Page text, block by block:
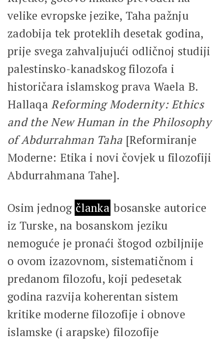
velike evropske jezike, Taha pažnju
zadobija tek proteklih desetak godina,
prije svega zahvaljujući odličnoj studiji
palestinsko-kanadskog filozofa i
historičara islamskog prava Waela B.
HallaqaReforming Modernity: Ethics
and the New Human in the Philosophy
of Abdurrahman Taha [Reformiranje
Moderne: Etika i novi čovjek u filozofiji
Abdurrahmana Tahe].
Osim jednog članka bosanske autorice
iz Turske, na bosanskom jeziku
nemoguće je pronaći štogod ozbiljnije
o ovom izazovnom, sistematičnom i
predanom filozofu, koji pedesetak
godina razvija koherentan sistem
kritike moderne filozofije i obnove
islamske (i arapske) filozofije